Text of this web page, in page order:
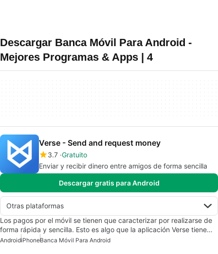
Descargar Banca Móvil Para Android -
Mejores Programas & Apps | 4
Verse - Send and request money
3.7 Gratuito
Enviar y recibir dinero entre amigos de forma sencilla
Descargar gratis para Android
Otras plataformas
Los pagos por el móvil se tienen que caracterizar por realizarse de
forma rápida y sencilla. Esto es algo que la aplicación Verse tiene…
AndroidiPhoneBanca Móvil Para Android